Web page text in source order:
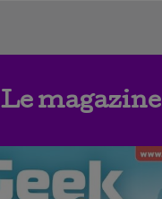
Le magazine